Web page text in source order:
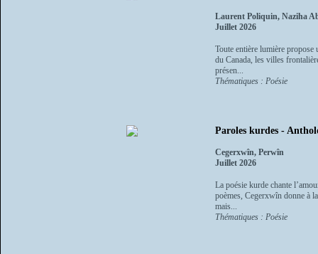
Laurent Poliquin, Naziha
Juillet 2026
Toute entière lumière propose
du Canada, les villes
présen...
Thématiques : Poésie
Paroles kurdes -
Cegerxwîn, Perwîn
Juillet 2026
La poésie kurde chante
poèmes, Cegerxwîn donne à
mais...
Thématiques : Poésie